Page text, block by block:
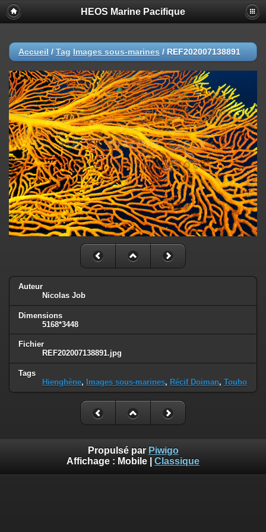
HEOS Marine Pacifique
Accueil / Tag Images sous-marines / REF202007138891
Auteur
Nicolas Job
Dimensions
5168*3448
Fichier
REF202007138891.jpg
Tags
Hienghène, Images sous-marines, Récif Doiman, Touho
Propulsé par Piwigo
Affichage : Mobile Classique